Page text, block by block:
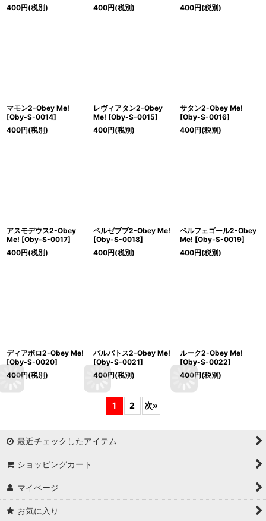
400円(税別)
400円(税別)
400円(税別)
マモン2-Obey Me!
[Oby-S-0014]
400円(税別)
レヴィアタン2-Obey
Me! [Oby-S-0015]
400円(税別)
サタン2-Obey Me!
[Oby-S-0016]
400円(税別)
アスモデウス2-Obey
Me! [Oby-S-0017]
400円(税別)
ベルゼブブ2-Obey Me!
[Oby-S-0018]
400円(税別)
ベルフェゴール2-Obey
Me! [Oby-S-0019]
400円(税別)
ディアボロ2-Obey Me!
[Oby-S-0020]
400円(税別)
バルバトス2-Obey Me!
[Oby-S-0021]
400円(税別)
ルーク2-Obey Me!
[Oby-S-0022]
400円(税別)
1 2 次»
最近チェックしたアイテム
ショッピングカート
マイページ
お気に入り